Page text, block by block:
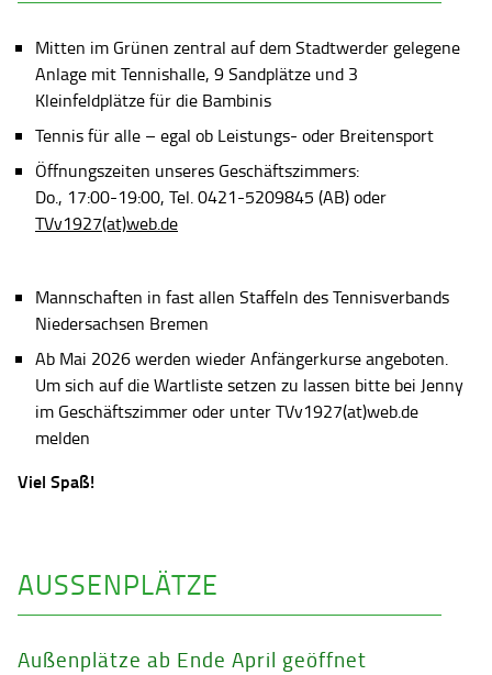
Mitten im Grünen zentral auf dem Stadtwerder gelegene
Anlage mit Tennishalle, 9 Sandplätze und 3
Kleinfeldplätze für die Bambinis
Tennis für alle – egal ob Leistungs- oder Breitensport
Öffnungszeiten unseres Geschäftszimmers:
Do., 17:00-19:00, Tel. 0421-5209845 (AB) oder
TVv1927(at)web.de
Mannschaften in fast allen Staffeln des Tennisverbands
Niedersachsen Bremen
Ab Mai 2026 werden wieder Anfängerkurse angeboten.
Um sich auf die Wartliste setzen zu lassen bitte bei Jenny
im Geschäftszimmer oder unter TVv1927(at)web.de
melden
Viel Spaß!
AUSSENPLÄTZE
Außenplätze ab Ende April geöffnet